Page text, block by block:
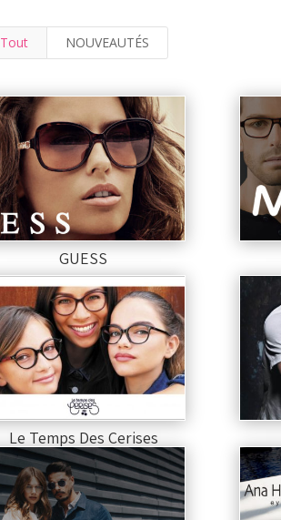
Tout NOUVEAUTÉS
GUESS
Le Temps Des Cerises